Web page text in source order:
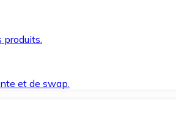
produits.
et de swap.